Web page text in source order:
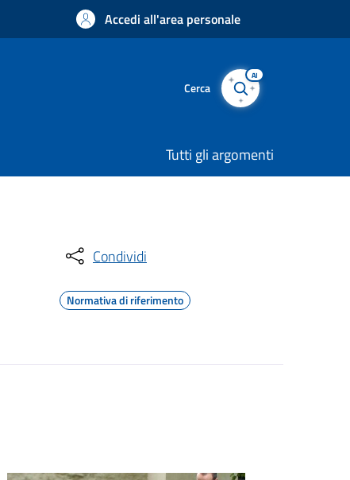
Accedi all'area personale
Cerca
AI
Tutti gli argomenti
Condividi
Normativa di riferimento